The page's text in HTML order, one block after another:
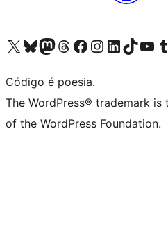
Visite a nossa conta X (antigo Twitter)
Visit our Bluesky account
Visit our Mastodon account
Visit our Threads account
Visite a nossa página do Facebook
Visite a nossa conta no Instagram
Visite a nossa conta no LinkedIn
Visit our TikTok
Visit our
Código é poesia.
The WordPress® trademark
of the WordPress Foundation.